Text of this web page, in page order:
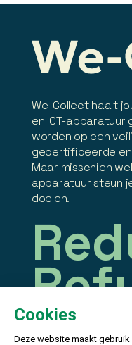
We-Collect haalt
en ICT-apparatuur
worden op een
gecertificeerde
Maar misschien
apparatuur steun
doelen.